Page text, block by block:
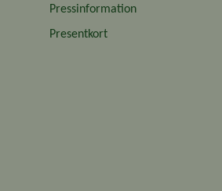
Pressinformation
Presentkort